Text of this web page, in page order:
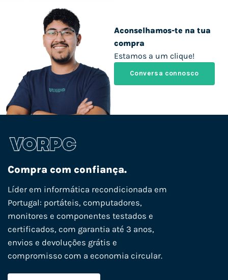
Aconselhamos-te na tua
compra
Estamos a um clique!
Conversa connosco
Compra com confiança.
Líder em informática recondicionada em
Portugal: portáteis, computadores,
monitores e componentes testados e
certificados, com garantia até 3 anos,
envios e devoluções grátis e
compromisso com a economia circular.